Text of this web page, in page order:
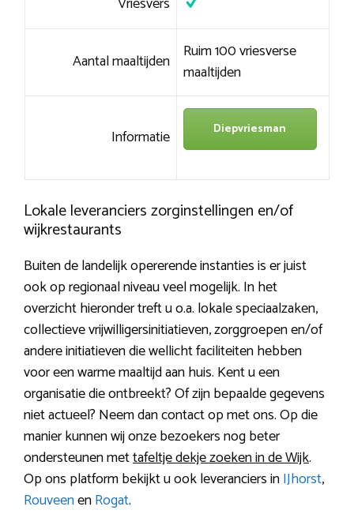
Aantal maaltijden Ruim 100 vriesverse
maaltijden
Informatie Diepvriesman
Lokale leveranciers zorginstellingen en/of
wijkrestaurants
Buiten de landelijk opererende instanties is er juist
ook op regionaal niveau veel mogelijk. In het
overzicht hieronder treft u o.a. lokale speciaalzaken,
collectieve vrijwilligersinitiatieven, zorggroepen en/of
andere initiatieven die wellicht faciliteiten hebben
voor een warme maaltijd aan huis. Kent u een
organisatie die ontbreekt? Of zijn bepaalde gegevens
niet actueel? Neem dan contact op met ons. Op die
manier kunnen wij onze bezoekers nog beter
ondersteunen mettafeltje dekje zoeken in de Wijk.
Op ons platform bekijkt u ook leveranciers inIJhorst,
RouveenenRogat.